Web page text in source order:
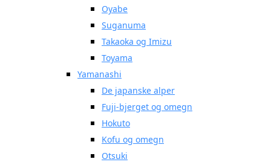
Oyabe
Suganuma
Takaoka og Imizu
Toyama
Yamanashi
De japanske alper
Fuji-bjerget og omegn
Hokuto
Kofu og omegn
Otsuki